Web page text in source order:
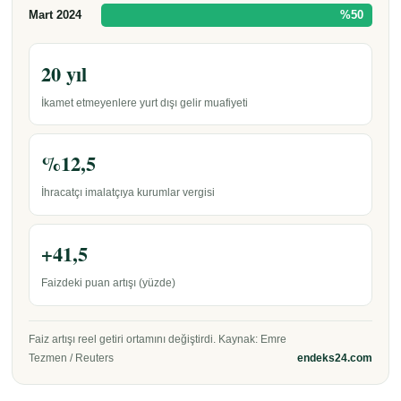
Mart 2024 %50
20 yıl
İkamet etmeyenlere yurt dışı gelir muafiyeti
%12,5
İhracatçı imalatçıya kurumlar vergisi
+41,5
Faizdeki puan artışı (yüzde)
Faiz artışı reel getiri ortamını değiştirdi. Kaynak: Emre
Tezmen / Reuters
endeks24.com